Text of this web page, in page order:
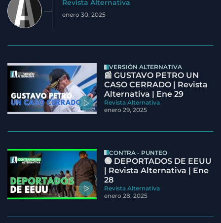
Revista Alternativa
enero 30, 2025
VERSIÓN ALTERNATIVA
📰 GUSTAVO PETRO UN
CASO CERRADO | Revista
Alternativa | Ene 29
Revista Alternativa
enero 29, 2025
CONTRA - PUNTEO
🟢 DEPORTADOS DE EEUU
| Revista Alternativa | Ene
28
Revista Alternativa
enero 28, 2025